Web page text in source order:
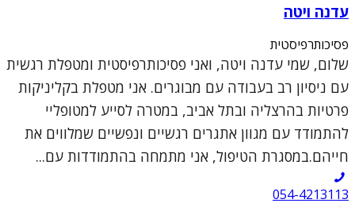
עדנה ויטה
פסיכותרפיסטית
שלום, שמי עדנה ויטה, ואני פסיכותרפיסטית ומטפלת רגשית
עם ניסיון רב בעבודה עם מבוגרים. אני מטפלת בקליניקות
פרטיות בהרצליה ובתל אביב, במטרה לסייע למטופליי
להתמודד עם מגוון אתגרים רגשיים ונפשיים שמלווים את
חייהם.במסגרת הטיפול, אני מתמחה בהתמודדות עם...
054-4213113